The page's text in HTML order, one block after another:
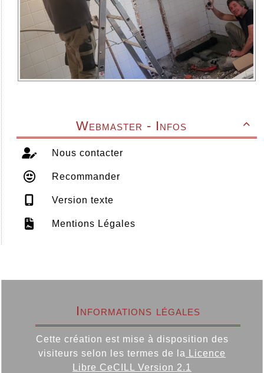

Webmaster - Infos
Nous contacter
Recommander
Version texte
Mentions Légales
Informations légales
Cette création est mise à disposition des
visiteurs selon les termes de la
Licence
Libre CeCILL Version 2.1